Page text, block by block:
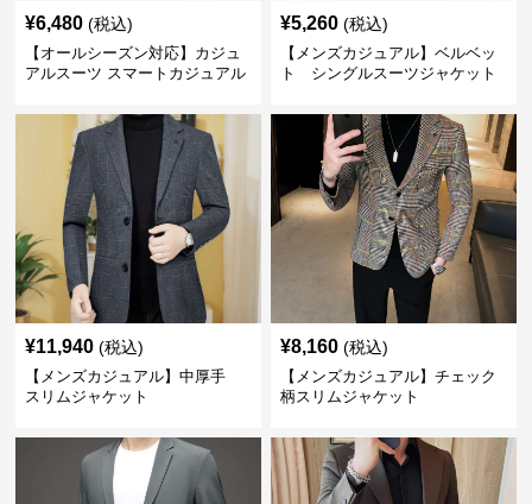
¥6,480 (税込)
【オールシーズン対応】カジュ
アルスーツ スマートカジュアル
¥5,260 (税込)
【メンズカジュアル】ベルベッ
ト シングルスーツジャケット
¥11,940 (税込)
【メンズカジュアル】中厚手
スリムジャケット
¥8,160 (税込)
【メンズカジュアル】チェック
柄スリムジャケット